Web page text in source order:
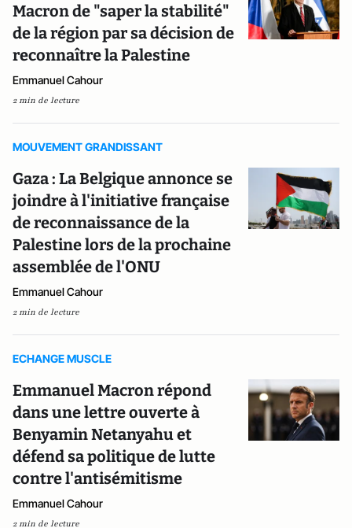
Macron de "saper la stabilité"
de la région par sa décision de
reconnaître la Palestine
Emmanuel Cahour
2 min de lecture
MOUVEMENT GRANDISSANT
Gaza : La Belgique annonce se
joindre à l'initiative française
de reconnaissance de la
Palestine lors de la prochaine
assemblée de l'ONU
Emmanuel Cahour
2 min de lecture
ECHANGE MUSCLE
Emmanuel Macron répond
dans une lettre ouverte à
Benyamin Netanyahu et
défend sa politique de lutte
contre l'antisémitisme
Emmanuel Cahour
2 min de lecture